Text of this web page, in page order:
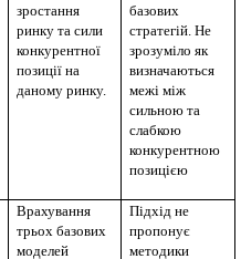
зростання
ринку та сили
конкурентної
позиції на
даному ринку.
базових
стратегій. Не
зрозуміло як
визначаються
межі між
сильною та
слабкою
конкурентною
позицією
Врахування
трьох базових
моделей
Підхід не
пропонує
методики